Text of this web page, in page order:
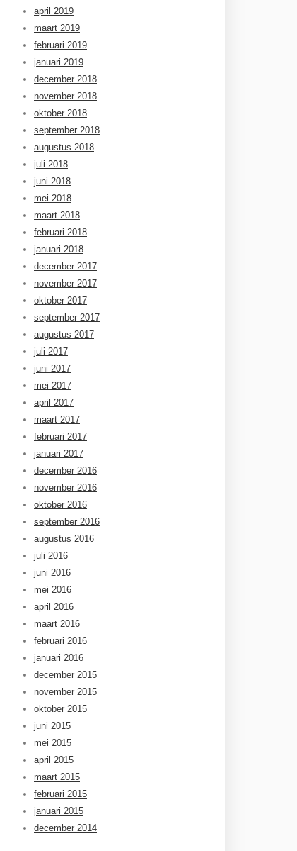
april 2019
maart 2019
februari 2019
januari 2019
december 2018
november 2018
oktober 2018
september 2018
augustus 2018
juli 2018
juni 2018
mei 2018
maart 2018
februari 2018
januari 2018
december 2017
november 2017
oktober 2017
september 2017
augustus 2017
juli 2017
juni 2017
mei 2017
april 2017
maart 2017
februari 2017
januari 2017
december 2016
november 2016
oktober 2016
september 2016
augustus 2016
juli 2016
juni 2016
mei 2016
april 2016
maart 2016
februari 2016
januari 2016
december 2015
november 2015
oktober 2015
juni 2015
mei 2015
april 2015
maart 2015
februari 2015
januari 2015
december 2014